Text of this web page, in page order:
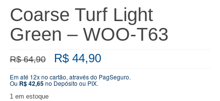
Coarse Turf Light
Green – WOO-T63
R$64,90 O
preço
original
era:
R$ 44,90O
atual
Em até 12x no cartão, através do PagSeguro.
Ou R$42,65no Depósito ou PIX.
1 em estoque